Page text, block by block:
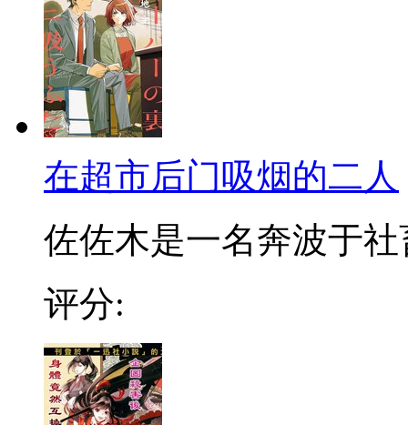
在超市后门吸烟的二人
佐佐木是一名奔波于社
评分: